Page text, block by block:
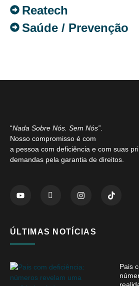
Reatech
Saúde / Prevenção
“Nada Sobre Nós. Sem Nós”
Nosso compromisso é com
a pessoa com deficiência e com suas
demandas pela garantia de direitos.
ÚLTIMAS NOTÍCIAS
Pais